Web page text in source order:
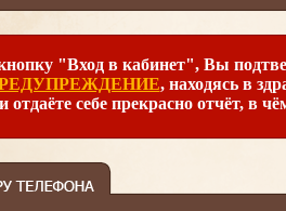
"Вход в кабинет", Вы
, находясь в
отдаёте себе прекрасно отчёт, в